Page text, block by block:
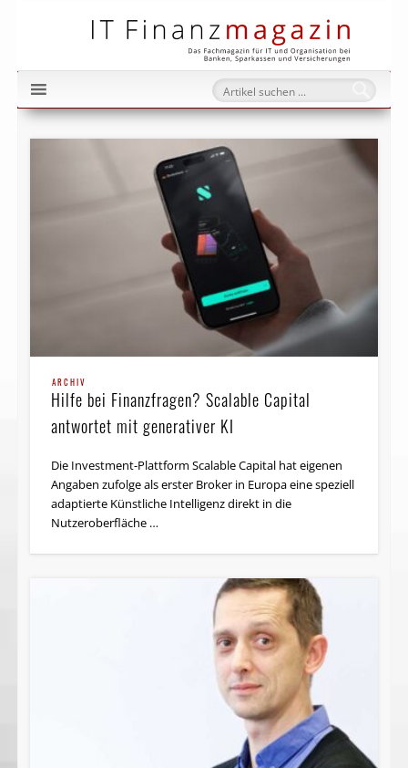
ARCHIV
Hilfe bei Finanzfragen? Scalable Capital
antwortet mit generativer KI
Die Investment-Plattform Scalable Capital hat eigenen
Angaben zufolge als erster Broker in Europa eine speziell
adaptierte Künstliche Intelligenz direkt in die
Nutzeroberfläche …